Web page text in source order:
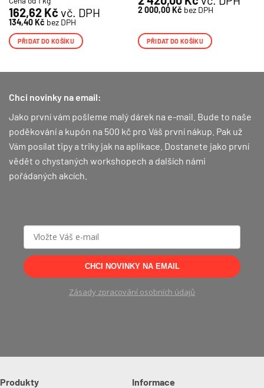
162,62 Kč vč. DPH
134,40Kč bez DPH
PŘIDAT DO KOŠÍKU
2 000,00Kč bez DPH
PŘIDAT DO KOŠÍKU
Chci novinky na email:
Jako první vám pošleme malý dárek na e-mail. Bude to naše
poděkování a kupón na 500 kč pro Váš první nákup. Pak už
Vám posílat tipy a triky jak na aplikace. Dostanete jako první
vědět o chystaných workshopech a dalších námi
pořádaných akcích.
CHCI NOVINKY NA EMAIL
Zásady zpracování osobních údajů
Produkty Informace